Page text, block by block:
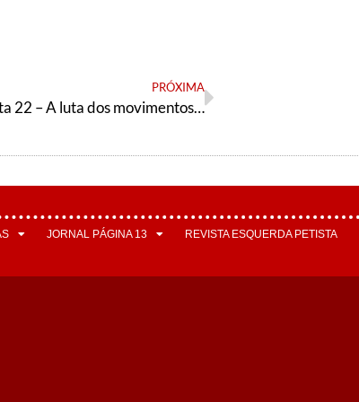
PRÓXIMA
Gente que Luta 22 – A luta dos movimentos sociais você vê aqui
JORNAL PÁGINA 13 REVISTA ESQUERDA PETISTA